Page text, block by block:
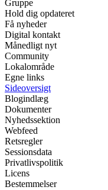
Gruppe
Hold dig opdateret
Få nyheder
Digital kontakt
Månedligt nyt
Community
Lokalområde
Egne links
Sideoversigt
Blogindlæg
Dokumenter
Nyhedssektion
Webfeed
Retsregler
Sessionsdata
Privatlivspolitik
Licens
Bestemmelser